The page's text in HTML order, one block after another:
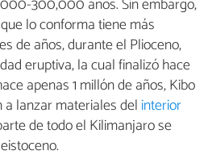
lo conforma tiene más
de años, durante el Plioceno,
eruptiva, la cual finalizó hace
apenas 1 millón de años, Kibo
lanzar materiales del interior
de todo el Kilimanjaro se